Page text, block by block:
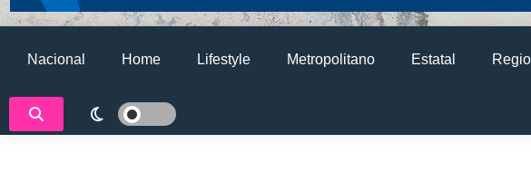
Nacional Home Lifestyle Metropolitano Estatal